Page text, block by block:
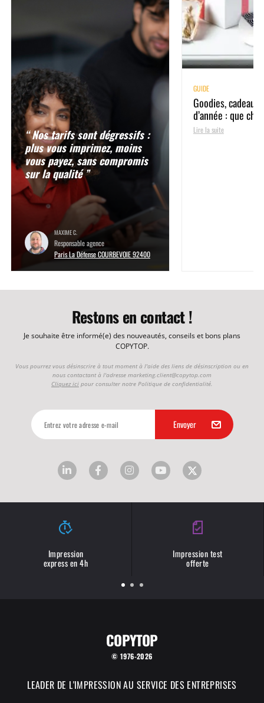
“ Nos tarifs sont dégressifs :
plus vous imprimez, moins
vous payez, sans compromis
sur la qualité ”
MAXIME C.
Responsable agence
Paris La Défense COURBEVOIE 92400
GUIDE
Goodies,
d’année : que
Lire la suite
Restons en contact !
Je souhaite être informé(e) des nouveautés, conseils et bons plans
COPYTOP.
Vous pourrez vous désinscrire à tout moment à l'aide des liens de désinscription ou en
nous contactant à l'adresse marketing.client@copytop.com
Cliquez ici pour consulter notre Politique de confidentialité.
Impression
express en 4h
Impression test
offerte
COPYTOP
© 1976-2026
LEADER DE L'IMPRESSION AU SERVICE DES ENTREPRISES